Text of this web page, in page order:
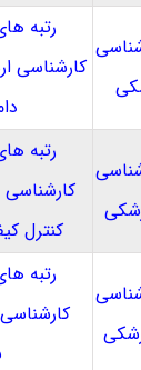
رتبه
کارشناسی
رتبه
کنترل
رتبه